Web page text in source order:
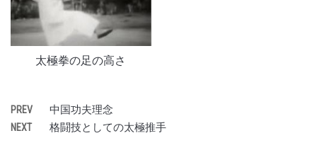
太極拳の足の高さ
PREV 中国功夫理念
NEXT 格闘技としての太極推手